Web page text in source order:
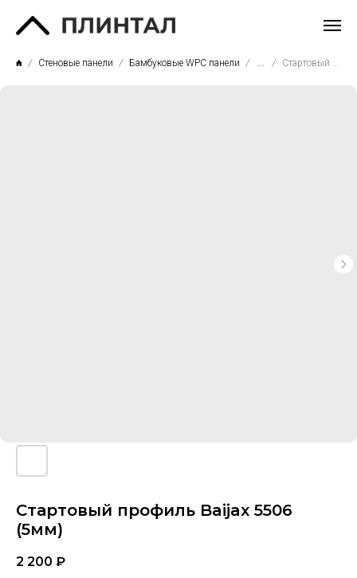
Стеновые панели Бамбуковые WPC панели
Стартовый профиль Baijax 5506
(5мм)
2 200 ₽